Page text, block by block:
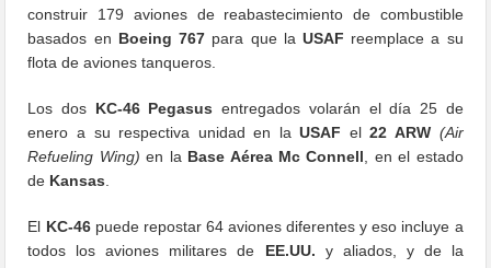
construir 179 aviones de reabastecimiento de combustible
basados ​​en Boeing 767 para que la USAF reemplace a su
flota de aviones tanqueros.
Los dos KC-46 Pegasus entregados volarán el día 25 de
enero a su respectiva unidad en laUSAF el22 ARW (Air
Refueling Wing) en la Base Aérea Mc Connell , en el estado
de Kansas
El KC-46puede repostar 64 aviones diferentes y eso incluye a
todos los aviones militares de EE.UU. y aliados, y de la